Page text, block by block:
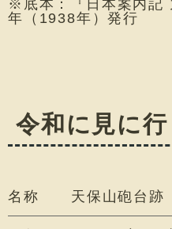
※底本：『日本案内記
年（1938年）発行
令和に見に行
名称 天保山砲台跡